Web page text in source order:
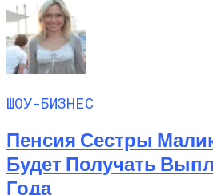
ШОУ-БИЗНЕС
Пенсия Сестры
Будет Получать
Года